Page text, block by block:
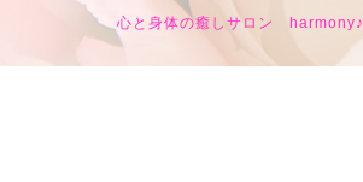
心と身体の癒しサロン harmony♪